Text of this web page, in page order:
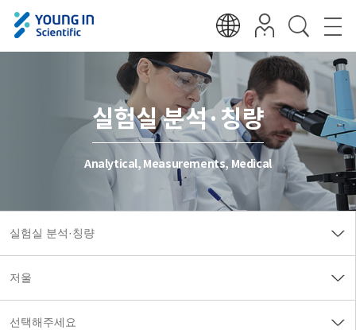
실험실 분석·칭량
Analytical, Measurements, Medical